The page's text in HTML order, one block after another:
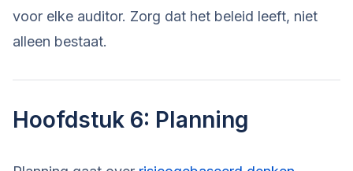
voor elke auditor. Zorg dat het beleid leeft, niet
alleen bestaat.
Hoofdstuk 6: Planning